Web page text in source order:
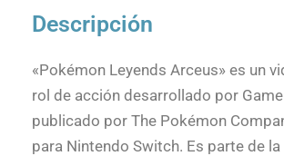
Descripción
«Pokémon Leyends Arceus» es un
rol de acción desarrollado por
publicado por The Pokémon
para Nintendo Switch. Es parte de